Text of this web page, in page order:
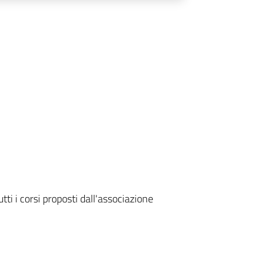
i corsi proposti dall'associazione